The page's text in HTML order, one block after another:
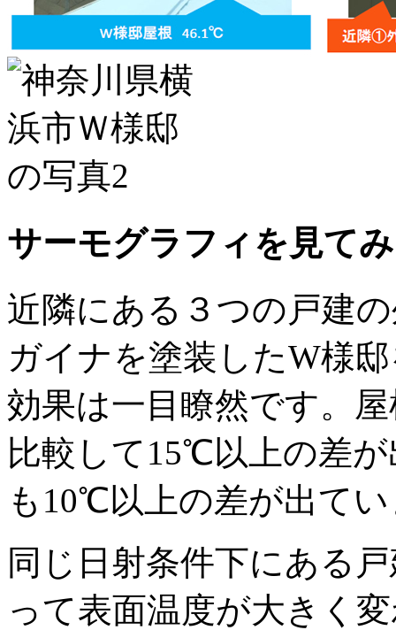
サーモグラフィを見て
近隣にある３つの戸建
ガイナを塗装したW様
効果は一目瞭然です。
比較して15℃以上の差
も10℃以上の差が出て
同じ日射条件下にある
って表面温度が大きく